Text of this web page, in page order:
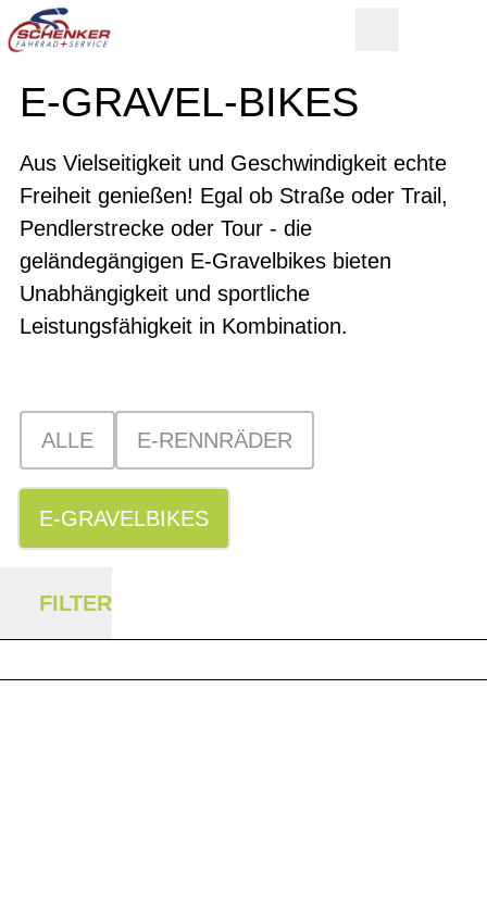
E-GRAVEL-BIKES
Aus Vielseitigkeit und Geschwindigkeit echte
Freiheit genießen! Egal ob Straße oder Trail,
Pendlerstrecke oder Tour - die
geländegängigen E-Gravelbikes bieten
Unabhängigkeit und sportliche
Leistungsfähigkeit in Kombination.
ALLE E-RENNRÄDER
E-GRAVELBIKES
FILTER